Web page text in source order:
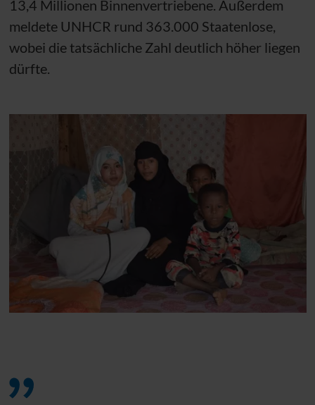
13,4 Millionen Binnenvertriebene. Außerdem
meldete UNHCR rund 363.000 Staatenlose,
wobei die tatsächliche Zahl deutlich höher liegen
dürfte.